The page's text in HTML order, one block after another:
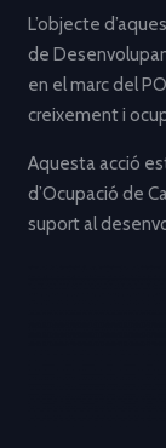
L’objecte
de
en el marc del
creixement i
Aquesta acció
d’Ocupació de
suport al